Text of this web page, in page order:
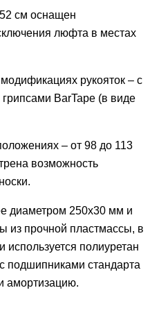
см оснащен
люфта в местах
рукояток – с
BarTape (в виде
– от 98 до 113
возможность
диаметром 250х30 мм и
из прочной пластмассы, в
используется полиуретан
подшипниками стандарта
амортизацию.